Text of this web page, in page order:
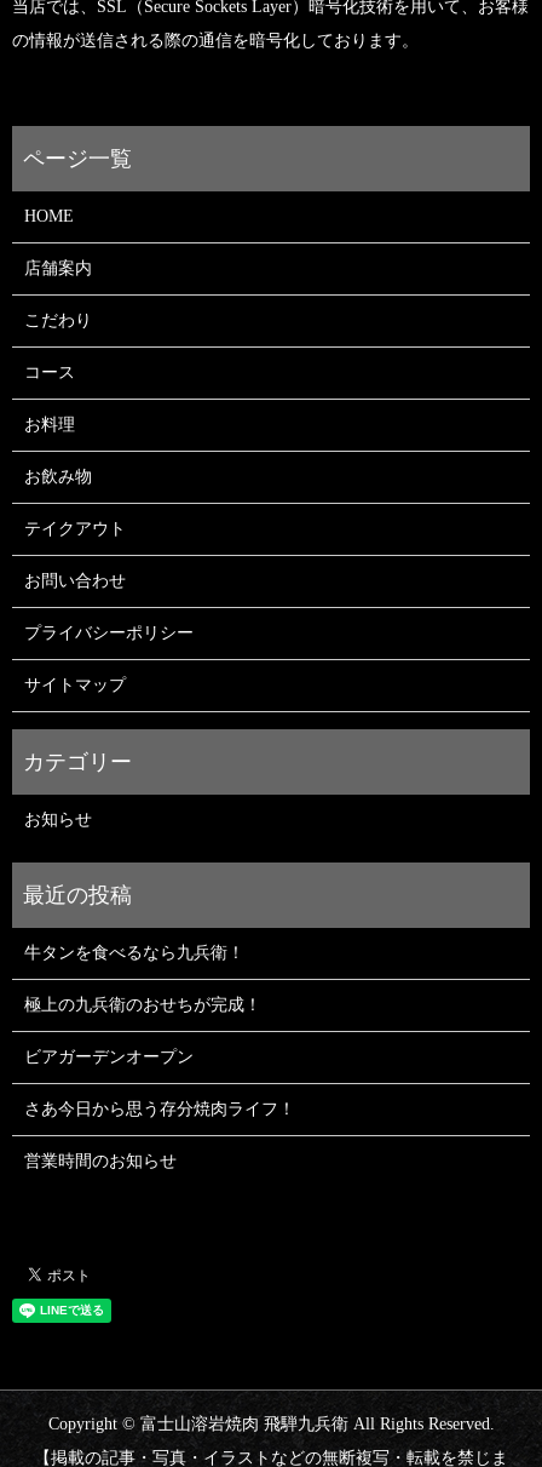
当店では、SSL（Secure Sockets Layer）暗号化技術を用いて、お客様
の情報が送信される際の通信を暗号化しております。
HOME
店舗案内
こだわり
コース
お料理
お飲み物
テイクアウト
お問い合わせ
プライバシーポリシー
サイトマップ
お知らせ
牛タンを食べるなら九兵衛！
極上の九兵衛のおせちが完成！
ビアガーデンオープン
さあ今日から思う存分焼肉ライフ！
営業時間のお知らせ
Copyright © 富士山溶岩焼肉 飛騨九兵衛 All Rights Reserved.
【掲載の記事・写真・イラストなどの無断複写・転載を禁じま